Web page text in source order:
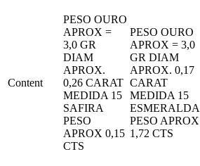
Content
PESO OURO
APROX =
3,0 GR
DIAM
APROX.
0,26 CARAT
MEDIDA 15
SAFIRA
PESO
APROX 0,15
CTS
PESO OURO
APROX = 3,0
GR DIAM
APROX. 0,17
CARAT
MEDIDA 15
ESMERALDA
PESO APROX
1,72 CTS